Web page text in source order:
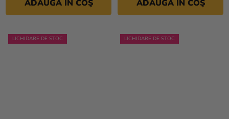
ADAUGĂ ÎN COŞ ADAUGĂ ÎN COŞ
LICHIDARE DE STOC LICHIDARE DE STOC